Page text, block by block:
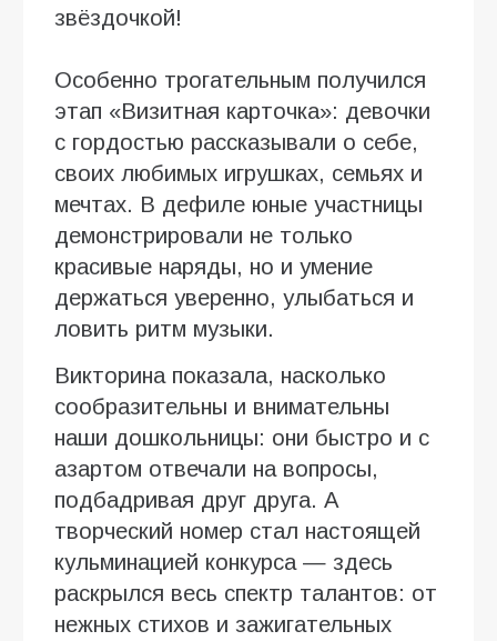
звёздочкой!
Особенно трогательным получился
этап «Визитная карточка»: девочки
с гордостью рассказывали о себе,
своих любимых игрушках, семьях и
мечтах. В дефиле юные участницы
демонстрировали не только
красивые наряды, но и умение
держаться уверенно, улыбаться и
ловить ритм музыки.
Викторина показала, насколько
сообразительны и внимательны
наши дошкольницы: они быстро и с
азартом отвечали на вопросы,
подбадривая друг друга. А
творческий номер стал настоящей
кульминацией конкурса — здесь
раскрылся весь спектр талантов: от
нежных стихов и зажигательных